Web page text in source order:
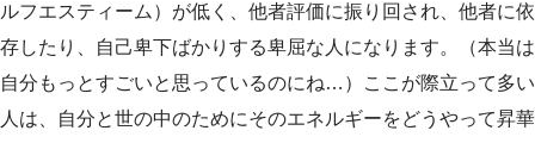
ルフエスティーム）が低く、他者評価に振り回され、他者に依
存したり、自己卑下ばかりする卑屈な人になります。（本当は
自分もっとすごいと思っているのにね…）ここが際立って多い
人は、自分と世の中のためにそのエネルギーをどうやって昇華